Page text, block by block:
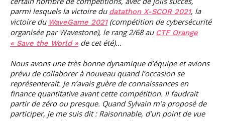
parmi lesquels la victoire du datathon X-SCOR 2021, la
victoire du WaveGame 2021(compétition de cybersécurité
organisée par Wavestone), le rang 2/68 au CTF Orange
« Save the World » de cet été)…
Nous avons une très bonne dynamique d’équipe et avions
prévu de collaborer à nouveau quand l’occasion se
représenterait. Je n’avais guère de connaissances en
finance quantitative avant cette compétition. Il faudrait
partir de zéro ou presque. Quand Sylvain m’a proposé de
participer, je me suis dit : Raisonnable, d’un point de vue